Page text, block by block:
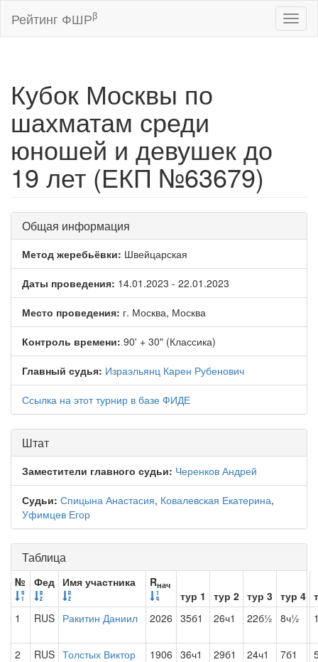
Рейтинг ФШРβ
Кубок Москвы по
шахматам среди
юношей и девушек до
19 лет (ЕКП №63679)
Общая информация
Метод жеребьёвки: Швейцарская
Даты проведения: 14.01.2023 - 22.01.2023
Место проведения: г. Москва, Москва
Контроль времени: 90' + 30" (Классика)
Главный судья: Израэльянц Карен Рубенович
Ссылка на этот турнир в базе ФИДЕ
Штат
Заместители главного судьи: Черенков Андрей
Судьи: Спицына Анастасия, Ковалевская Екатерина,
Уфимцев Егор
Таблица
№ Фед Имя участника Rнач
тур 1 тур 2 тур 3 тур 4
1
RUS Ракитин Даниил 2026 35б1 26ч1 22б½ 8ч½
2 RUS Толстых Виктор 1906 36ч1 29б1 24ч1 7б1